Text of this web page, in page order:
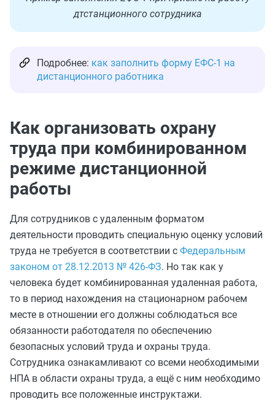
дтстанционного сотрудника
Подробнее: как заполнить форму ЕФС-1 на
дистанционного работника
Как организовать охрану
труда при комбинированном
режиме дистанционной
работы
Для сотрудников с удаленным форматом
деятельности проводить специальную оценку условий
труда не требуется в соответствии с Федеральным
законом от 28.12.2013 № 426-ФЗ. Но так как у
человека будет комбинированная удаленная работа,
то в период нахождения на стационарном рабочем
месте в отношении его должны соблюдаться все
обязанности работодателя по обеспечению
безопасных условий труда и охраны труда.
Сотрудника ознакамливают со всеми необходимыми
НПА в области охраны труда, а ещё с ним необходимо
проводить все положенные инструктажи.